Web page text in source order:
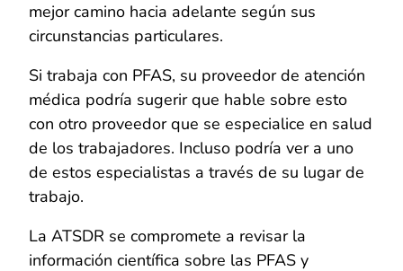
mejor camino hacia adelante según sus
circunstancias particulares.
Si trabaja con PFAS, su proveedor de atención
médica podría sugerir que hable sobre esto
con otro proveedor que se especialice en salud
de los trabajadores. Incluso podría ver a uno
de estos especialistas a través de su lugar de
trabajo.
La ATSDR se compromete a revisar la
información científica sobre las PFAS y